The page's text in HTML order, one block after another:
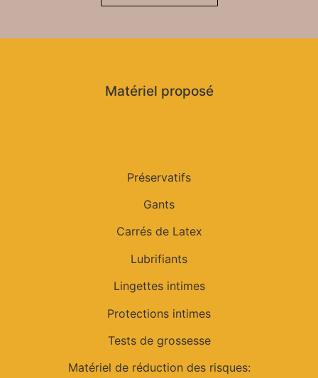
Matériel proposé
Préservatifs
Gants
Carrés de Latex
Lubrifiants
Lingettes intimes
Protections intimes
Tests de grossesse
Matériel de réduction des risques: